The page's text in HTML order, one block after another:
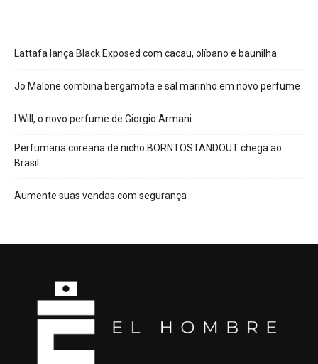
Lattafa lança Black Exposed com cacau, olíbano e baunilha
Jo Malone combina bergamota e sal marinho em novo perfume
I Will, o novo perfume de Giorgio Armani
Perfumaria coreana de nicho BORNTOSTANDOUT chega ao
Brasil
Aumente suas vendas com segurança